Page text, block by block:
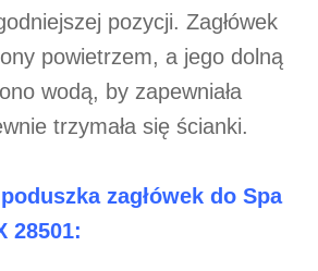
pozycji. Zagłówek
powietrzem, a jego dolną
wodą, by zapewniała
trzymała się ścianki.
zagłówek do Spa
28501: